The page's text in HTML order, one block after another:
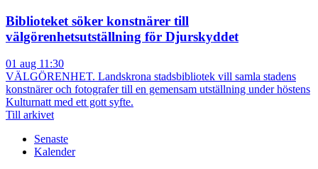
Biblioteket söker konstnärer till
välgörenhetsutställning för Djurskyddet
01 aug 11:30
VÄLGÖRENHET. Landskrona stadsbibliotek vill samla stadens
konstnärer och fotografer till en gemensam utställning under höstens
Kulturnatt med ett gott syfte.
Till arkivet
Senaste
Kalender